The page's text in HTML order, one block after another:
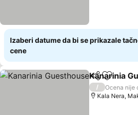
Izaberi datume da bi se prikazale
cene
Deli Dodati
Kanarinia
/
Ocena nije
Kala Nera,